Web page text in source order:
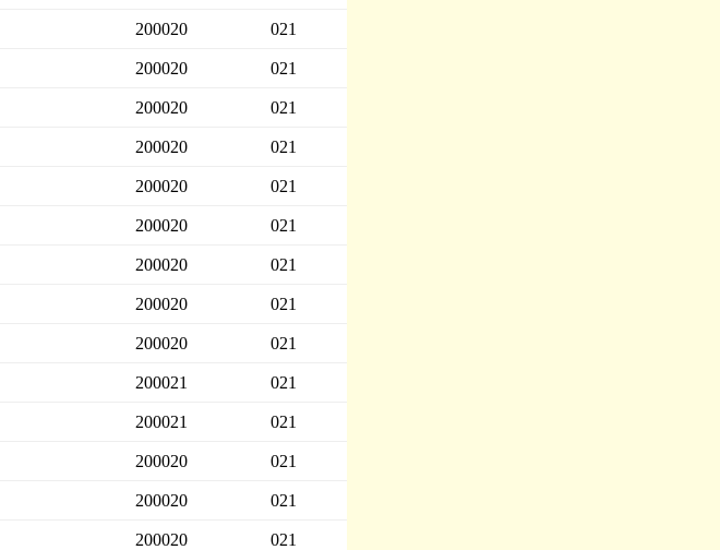
200020 021
200020 021
200020 021
200020 021
200020 021
200020 021
200020 021
200020 021
200020 021
200021 021
200021 021
200020 021
200020 021
200020 021